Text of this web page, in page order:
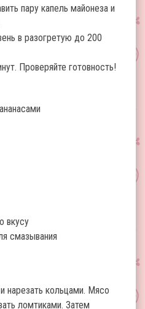
пару капель майонеза и
в разогретую до 200
Проверяйте готовность!
вкусу
смазывания
нарезать кольцами. Мясо
ломтиками. Затем